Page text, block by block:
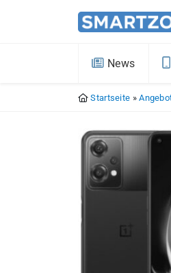
News
Startseite »